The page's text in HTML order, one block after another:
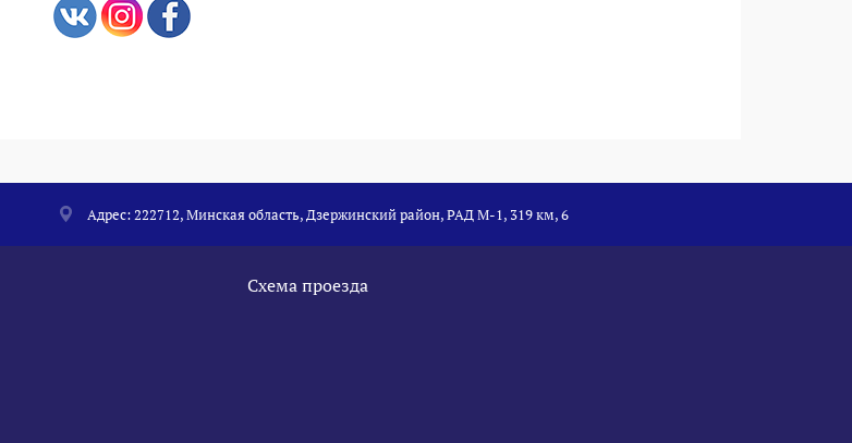
Адрес: 222712, Минская область, Дзержинский район, РАД М-1, 319 км, 6
Схема проезда